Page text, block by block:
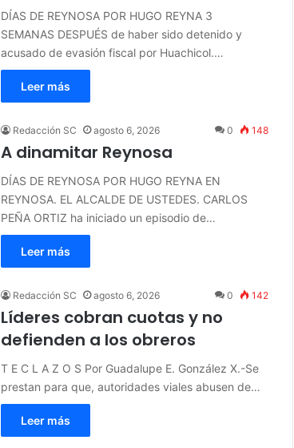
DÍAS DE REYNOSA POR HUGO REYNA 3
SEMANAS DESPUÉS de haber sido detenido y
acusado de evasión fiscal por Huachicol.…
Leer más
Redacción SC agosto 6, 2026 0 148
A dinamitar Reynosa
DÍAS DE REYNOSA POR HUGO REYNA EN
REYNOSA. EL ALCALDE DE USTEDES. CARLOS
PEÑA ORTIZ ha iniciado un episodio de…
Leer más
Redacción SC agosto 6, 2026 0 142
Líderes cobran cuotas y no
defienden a los obreros
T E C L A Z O S Por Guadalupe E. González X.-Se
prestan para que, autoridades viales abusen de…
Leer más